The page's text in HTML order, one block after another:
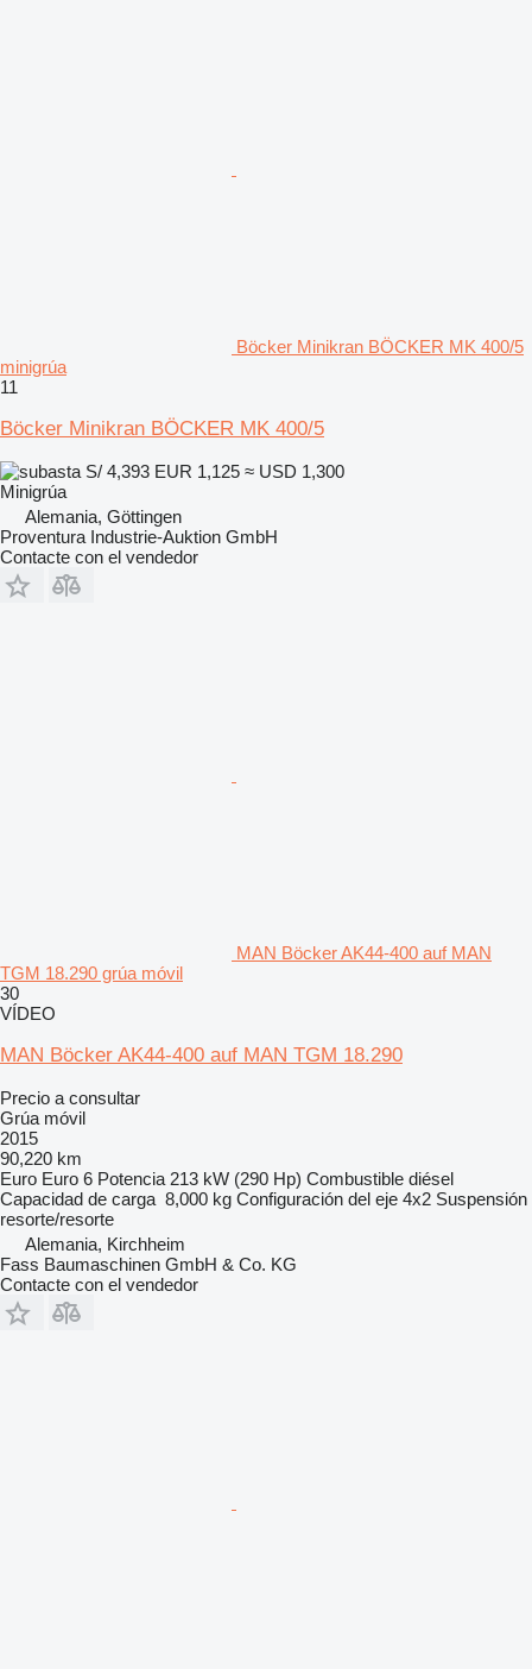
Böcker Minikran BÖCKER MK 400/5
minigrúa
11
Böcker Minikran BÖCKER MK 400/5
S/ 4,393 EUR 1,125 ≈ USD 1,300
Minigrúa
Alemania, Göttingen
Proventura Industrie-Auktion GmbH
Contacte con el vendedor
MAN Böcker AK44-400 auf MAN
TGM 18.290 grúa móvil
30
VÍDEO
MAN Böcker AK44-400 auf MAN TGM 18.290
Precio a consultar
Grúa móvil
2015
90,220 km
Euro Euro 6 Potencia 213 kW (290 Hp) Combustible diésel
Capacidad de carga 8,000 kg Configuración del eje 4x2 Suspensión
resorte/resorte
Alemania, Kirchheim
Fass Baumaschinen GmbH & Co. KG
Contacte con el vendedor